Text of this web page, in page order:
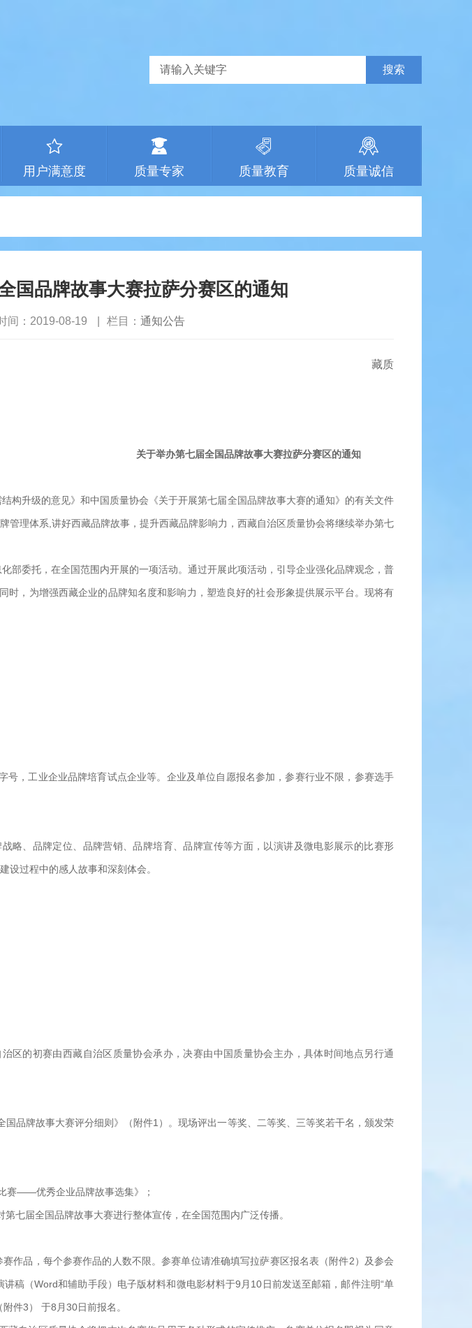
用户满意度 质量专家 质量教育 质量诚信
国品牌故事大赛拉萨分赛区的通知
间：2019-08-19 栏目： 通知公告
质
关于举办第七届全国品牌故事大赛拉萨分赛区的通知
构升级的意见》和中国质量协会《关于开展第七届全国品牌故事大赛的通知》的有关文件
管理体系,讲好西藏品牌故事，提升西藏品牌影响力，西藏自治区质量协会将继续举办第七
部委托，在全国范围内开展的一项活动。通过开展此项活动，引导企业强化品牌观念，普
时，为增强西藏企业的品牌知名度和影响力，塑造良好的社会形象提供展示平台。现将有
号，工业企业品牌培育试点企业等。企业及单位自愿报名参加，参赛行业不限，参赛选手
略、品牌定位、品牌营销、品牌培育、品牌宣传等方面，以演讲及微电影展示的比赛形
设过程中的感人故事和深刻体会。
区的初赛由西藏自治区质量协会承办，决赛由中国质量协会主办，具体时间地点另行通
品牌故事大赛评分细则》（附件1）。现场评出一等奖、二等奖、三等奖若干名，颁发荣
赛——优秀企业品牌故事选集》；
七届全国品牌故事大赛进行整体宣传，在全国范围内广泛传播。
作品，每个参赛作品的人数不限。参赛单位请准确填写拉萨赛区报名表（附件2）及参会
稿（Word和辅助手段）电子版材料和微电影材料于9月10日前发送至邮箱，邮件注明“单
件3） 于8月30日前报名。